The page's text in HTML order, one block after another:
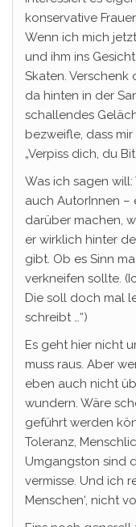
konservative
Wenn ich mich
und ihm ins
Skaten.
da hinten in der
schallendes
bezweifle, dass
„Verpiss dich, du
Was ich sagen will:
auch AutorInnen –
darüber machen,
er wirklich hinter
gibt. Ob es Sinn
verkneifen sollte.
Die soll doch mal
schreibt …“)
Es geht hier nicht
muss raus. Aber
eben auch nicht
wundern. Wäre
geführt werden
Toleranz,
Umgangston sind
vermisse. Und ich
Menschen‘, nicht